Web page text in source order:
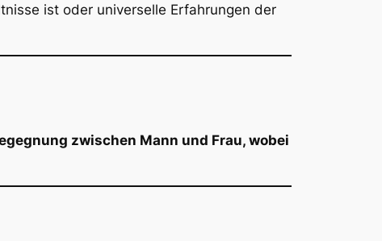
ist oder universelle Erfahrungen der
zwischen Mann und Frau, wobei